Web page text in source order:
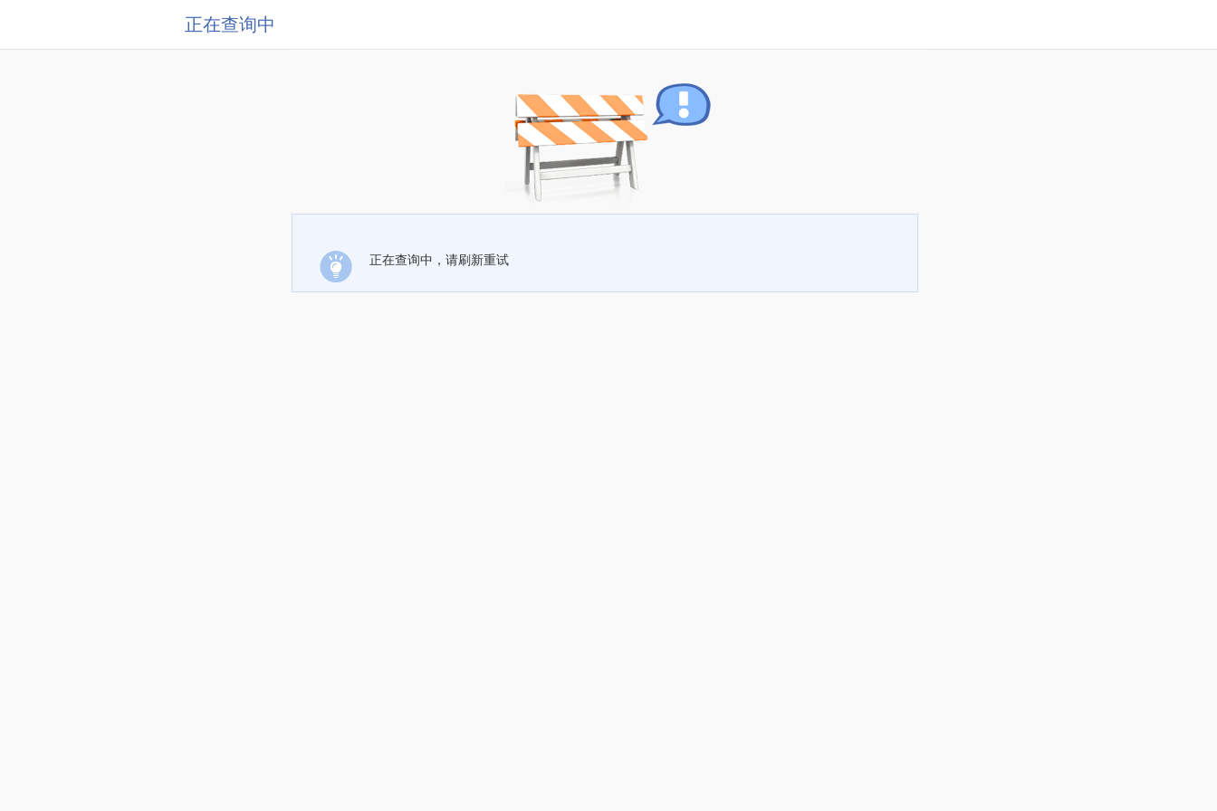
正在查询中
正在查询中，请刷新重试